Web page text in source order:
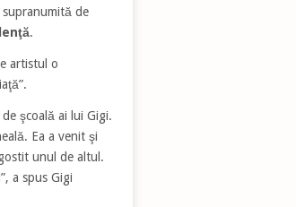
supranumită de
.
artistul o
şcoală ai lui Gigi.
Ea a venit şi
unul de altul.
a spus Gigi